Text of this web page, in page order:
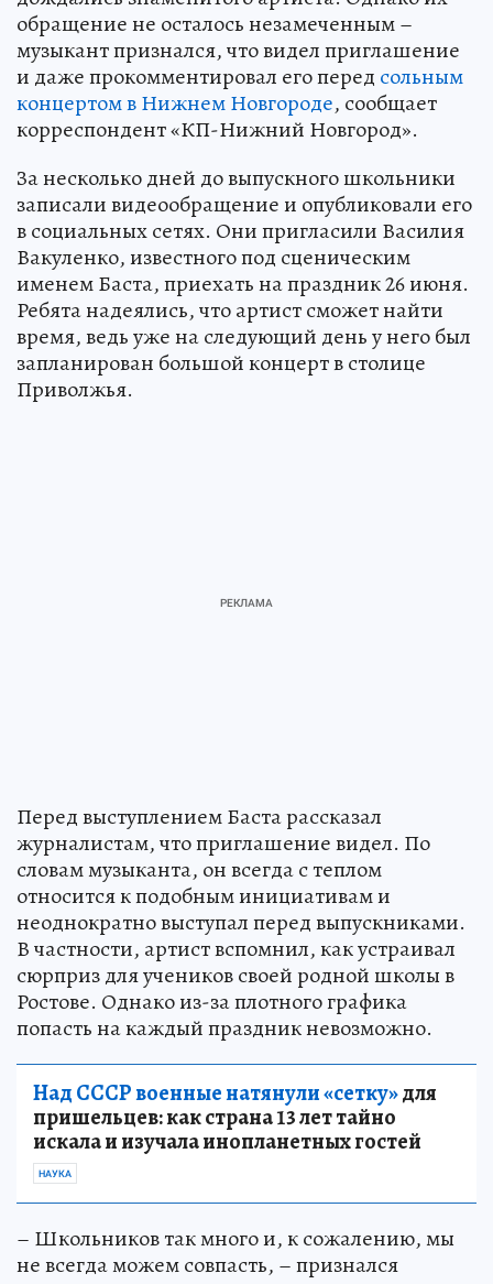
обращение не осталось незамеченным –
музыкант признался, что видел приглашение
и даже прокомментировал его перед сольным
концертом в Нижнем Новгороде, сообщает
корреспондент «КП-Нижний Новгород».
За несколько дней до выпускного школьники
записали видеообращение и опубликовали его
в социальных сетях. Они пригласили Василия
Вакуленко, известного под сценическим
именем Баста, приехать на праздник 26 июня.
Ребята надеялись, что артист сможет найти
время, ведь уже на следующий день у него был
запланирован большой концерт в столице
Приволжья.
Перед выступлением Баста рассказал
журналистам, что приглашение видел. По
словам музыканта, он всегда с теплом
относится к подобным инициативам и
неоднократно выступал перед выпускниками.
В частности, артист вспомнил, как устраивал
сюрприз для учеников своей родной школы в
Ростове. Однако из-за плотного графика
попасть на каждый праздник невозможно.
Над СССР военные натянули «сетку»для
пришельцев: как страна 13 лет тайно
искала и изучала инопланетных гостей
НАУКА
– Школьников так много и, к сожалению, мы
не всегда можем совпасть, – признался